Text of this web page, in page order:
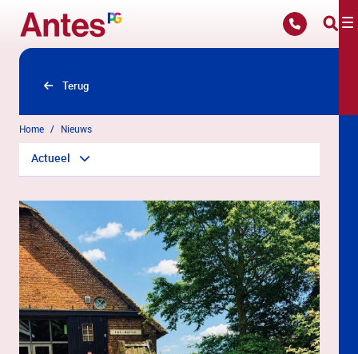
Overslaan en naar hoofdinhoud gaan
Terug
Home Nieuws
Actueel